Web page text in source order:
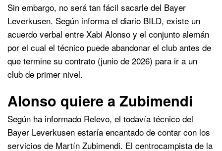
Sin embargo, no será tan fácil sacarle del Bayer
Leverkusen. Según informa el diario BILD, existe un
acuerdo verbal entre Xabi Alonso y el conjunto alemán
por el cual el técnico puede abandonar el club antes de
que termine su contrato (junio de 2026) para ir a un
club de primer nivel.
Alonso quiere a Zubimendi
Según ha informado Relevo, el todavía técnico del
Bayer Leverkusen estaría encantado de contar con los
servicios de Martín Zubimendi. El centrocampista de la